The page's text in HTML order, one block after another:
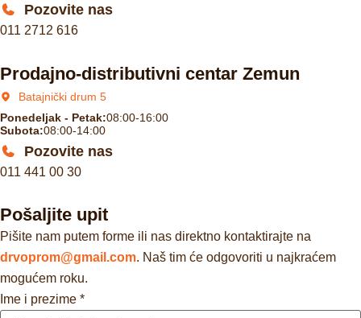
Pozovite nas
011 2712 616
Prodajno-distributivni centar Zemun
Batajnički drum 5
Ponedeljak - Petak:08:00-16:00
Subota:08:00-14:00
Pozovite nas
011 441 00 30
Pošaljite upit
Pišite nam putem forme ili nas direktno kontaktirajte na
drvoprom@gmail.com. Naš tim će odgovoriti u najkraćem
mogućem roku.
Ime i prezime *